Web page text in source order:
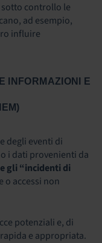
controllo le
ad esempio,
influire
INFORMAZIONI E
degli eventi di
i dati provenienti da
gli “incidenti di
o accessi non
potenziali e, di
e appropriata.